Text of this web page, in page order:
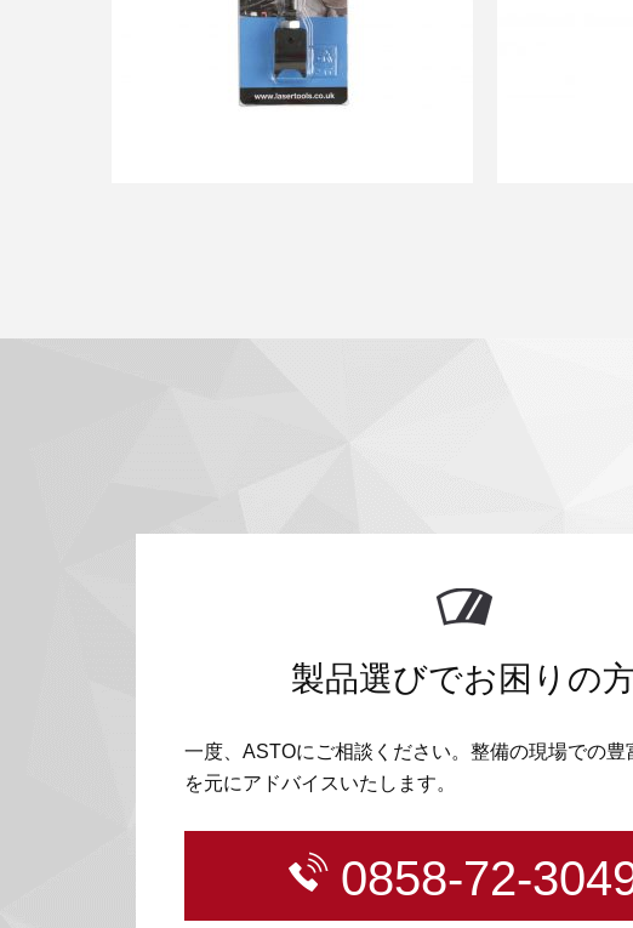
製品選びでお困りの
一度、ASTOにご相談ください。整備の現場での豊
を元にアドバイスいたします。
0858-72-